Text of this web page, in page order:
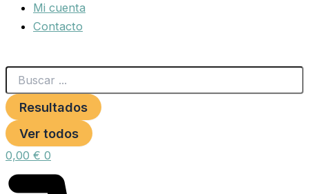
Mi cuenta
Contacto
Resultados
Ver todos
0,00 € 0